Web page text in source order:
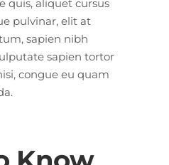
quis, aliquet cursus
pulvinar, elit at
sapien nibh
sapien tortor
congue eu quam